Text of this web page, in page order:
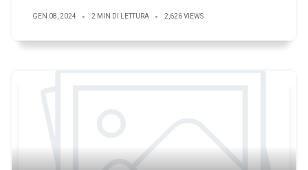
GEN 08, 2024 2 MIN DI LETTURA 2,626 VIEWS